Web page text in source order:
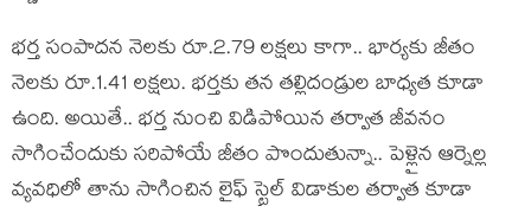
భర్త సంపాదన నెలకు రూ.2.79 లక్షలు కాగా.. భార్యకు జీతం
నెలకు రూ.1.41 లక్షలు. భర్తకు తన తల్లిదండ్రుల బాధ్యత కూడా
ఉంది. అయితే.. భర్త నుంచి విడిపోయిన తర్వాత జీవనం
సాగించేందుకు సరిపోయే జీతం పొందుతున్నా.. పెళ్లైన ఆర్నెల్ల
వ్యవధిలో తాను సాగించిన లైఫ్ స్టైల్ విడాకుల తర్వాత కూడా